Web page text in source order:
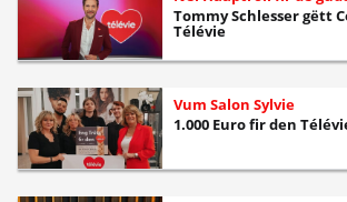
Tommy Schlesser gëtt
Télévie
Vum Salon Sylvie
1.000 Euro fir den